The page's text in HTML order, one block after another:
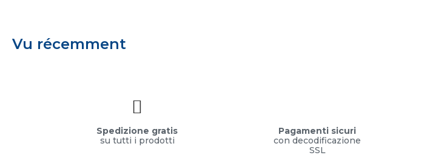
Vu récemment
Spedizione gratis
su tutti i prodotti
Pagamenti sicuri
con decodificazione
SSL